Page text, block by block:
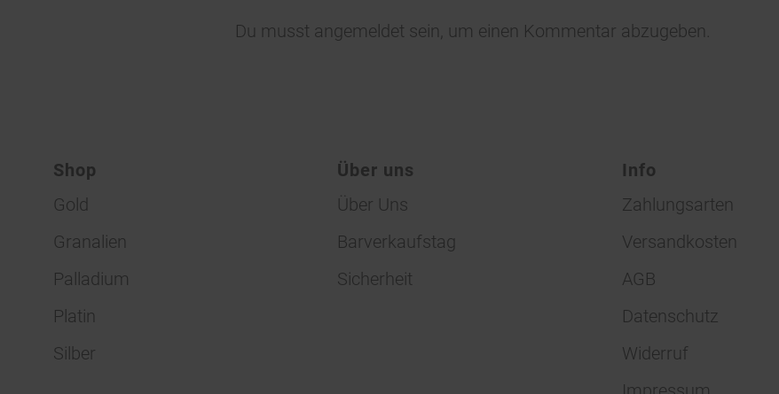
Du musst angemeldet sein, um einen Kommentar abzugeben.
Shop
Gold
Granalien
Palladium
Platin
Silber
Über uns
Über Uns
Barverkaufstag
Sicherheit
Info
Zahlungsarten
Versandkosten
AGB
Datenschutz
Widerruf